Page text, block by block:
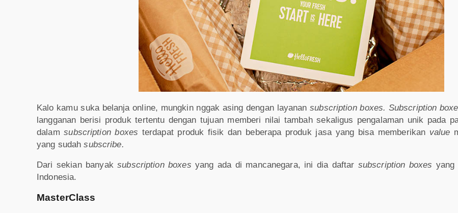
Kalo kamu suka belanja online, mungkin nggak asing dengan layanansubscription boxes. Subscription
langganan berisi produk tertentu dengan tujuan memberi nilai tambah sekaligus pengalaman unik pada
dalamsubscription boxes terdapat produk fisik dan beberapa produk jasa yang bisa memberikan value
yang sudahsubscribe.
Dari sekian banyaksubscription boxesyang ada di mancanegara, ini dia daftar subscription boxes yang
Indonesia.
MasterClass